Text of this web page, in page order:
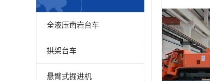
全液压凿岩台车
拱架台车
悬臂式掘进机